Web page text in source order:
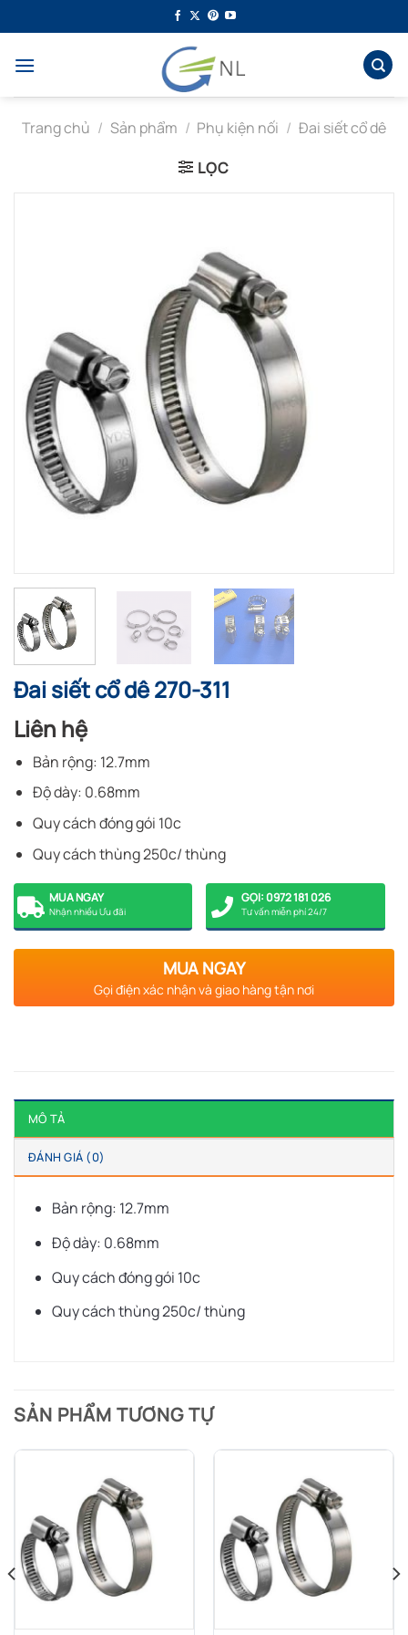
qua
dung
Trang chủ / Sản phẩm / Phụ kiện nối / Đai siết cổ dê
LỌC
Đai siết cổ dê 270-311
Liên hệ
Bản rộng: 12.7mm
Độ dày: 0.68mm
Quy cách đóng gói 10c
Quy cách thùng 250c/ thùng
MUA NGAY
Nhận nhiều Ưu đãi
GỌI: 0972 181 026
Tư vấn miễn phí 24/7
MUA NGAY
Gọi điện xác nhận và giao hàng tận nơi
MÔ TẢ
ĐÁNH GIÁ (0)
Bản rộng: 12.7mm
Độ dày: 0.68mm
Quy cách đóng gói 10c
Quy cách thùng 250c/ thùng
SẢN PHẨM TƯƠNG TỰ